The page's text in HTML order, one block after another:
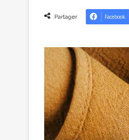
Partager Facebook